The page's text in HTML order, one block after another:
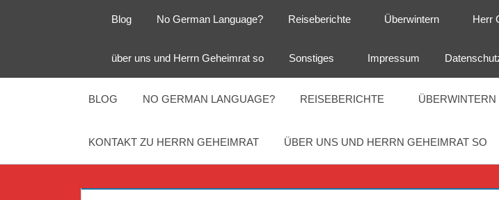
Reise
Guckloch
–
Geheimrat
auf
Reisen
Blog No German Language? Reiseberichte Überwintern Herr
über uns und Herrn Geheimrat so Sonstiges Impressum
BLOG NO GERMAN LANGUAGE? REISEBERICHTE ÜBERWINTERN
KONTAKT ZU HERRN GEHEIMRAT ÜBER UNS UND HERRN GEHEIMRAT SO